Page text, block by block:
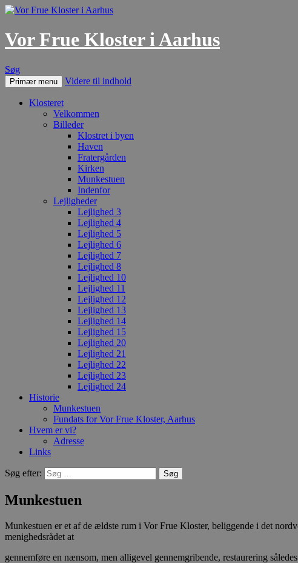
Vor Frue Kloster i Aarhus
Søg
Primær menu Videre til indhold
Klosteret
Velkommen
Billeder
Klostret i byen
Haven
Fratergården
Kirken
Munkestuen
Indenfor
Lejligheder
Lejlighed 3
Lejlighed 4
Lejlighed 5
Lejlighed 6
Lejlighed 7
Lejlighed 8
Lejlighed 10
Lejlighed 11
Lejlighed 12
Lejlighed 13
Lejlighed 14
Lejlighed 15
Lejlighed 20
Lejlighed 21
Lejlighed 22
Lejlighed 23
Lejlighed 24
Historie
Munkestuen
Fundats for Vor Frue Kloster, Aarhus
Hvem er vi?
Adresse
Links
Søg efter:
Munkestuen
Munkestuen er et af de ældste rum i Vor Frue Kloster, beliggende i det
menighedsrådet at
gennemføre en nænsom, men alligevel gennemgribende, restaurering